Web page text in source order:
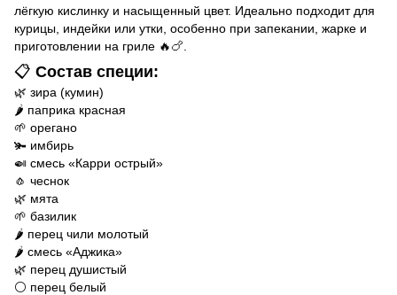
лёгкую кислинку и насыщенный цвет. Идеально подходит для
курицы, индейки или утки, особенно при запекании, жарке и
приготовлении на гриле 🔥🍗.
📋 Состав специи:
🌿 зира (кумин)
🌶️ паприка красная
🌱 орегано
🫚 имбирь
🍛 смесь «Карри острый»
🧄 чеснок
🌿 мята
🌱 базилик
🌶️ перец чили молотый
🌶️ смесь «Аджика»
🌿 перец душистый
⚪ перец белый